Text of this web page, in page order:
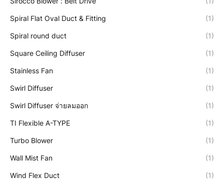
Spiral Flat Oval Duct & Fitting (1)
Spiral round duct (1)
Square Ceiling Diffuser (1)
Stainless Fan (1)
Swirl Diffuser (1)
Swirl Diffuser จ่ายลมออก (1)
TI Flexible A-TYPE (1)
Turbo Blower (1)
Wall Mist Fan (1)
Wind Flex Duct (1)